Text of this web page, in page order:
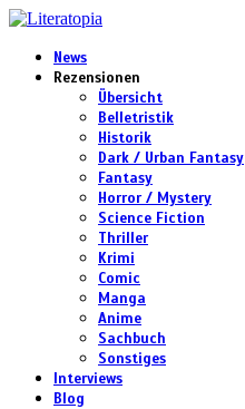
News
Rezensionen
Übersicht
Belletristik
Historik
Dark / Urban Fantasy
Fantasy
Horror / Mystery
Science Fiction
Thriller
Krimi
Comic
Manga
Anime
Sachbuch
Sonstiges
Interviews
Blog